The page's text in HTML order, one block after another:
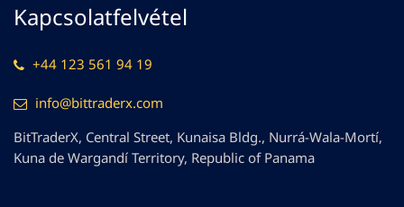
Kapcsolatfelvétel
+44 123 561 94 19
info@bittraderx.com
BitTraderX, Central Street, Kunaisa Bldg., Nurrá-Wala-Mortí,
Kuna de Wargandí Territory, Republic of Panama